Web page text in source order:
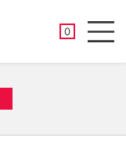
0